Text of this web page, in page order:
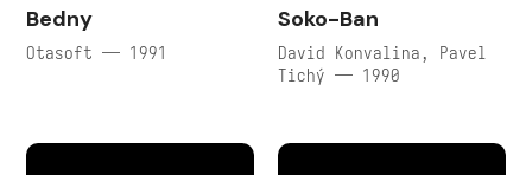
Bedny
Otasoft — 1991
Soko-Ban
David Konvalina, Pavel
Tichý — 1990